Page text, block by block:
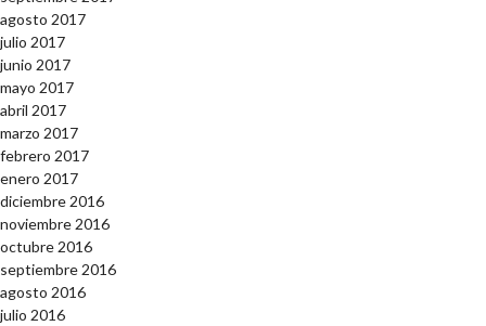
agosto 2017
julio 2017
junio 2017
mayo 2017
abril 2017
marzo 2017
febrero 2017
enero 2017
diciembre 2016
noviembre 2016
octubre 2016
septiembre 2016
agosto 2016
julio 2016